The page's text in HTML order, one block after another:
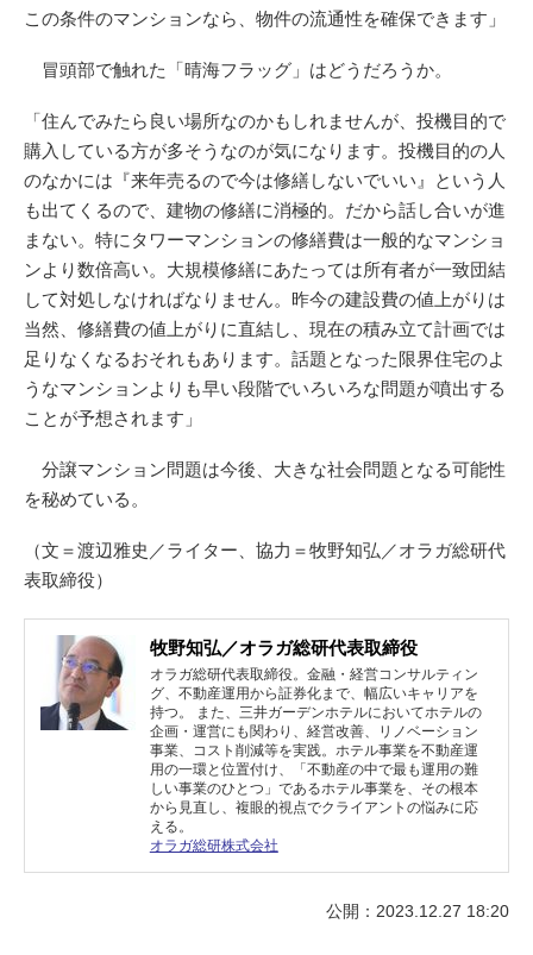
この条件のマンションなら、物件の流通性を確保できます」
冒頭部で触れた「晴海フラッグ」はどうだろうか。
「住んでみたら良い場所なのかもしれませんが、投機目的で
購入している方が多そうなのが気になります。投機目的の人
のなかには『来年売るので今は修繕しないでいい』という人
も出てくるので、建物の修繕に消極的。だから話し合いが進
まない。特にタワーマンションの修繕費は一般的なマンショ
ンより数倍高い。大規模修繕にあたっては所有者が一致団結
して対処しなければなりません。昨今の建設費の値上がりは
当然、修繕費の値上がりに直結し、現在の積み立て計画では
足りなくなるおそれもあります。話題となった限界住宅のよ
うなマンションよりも早い段階でいろいろな問題が噴出する
ことが予想されます」
分譲マンション問題は今後、大きな社会問題となる可能性
を秘めている。
（文＝渡辺雅史／ライター、協力＝牧野知弘／オラガ総研代
表取締役）
牧野知弘／オラガ総研代表取締役
オラガ総研代表取締役。金融・経営コンサルティン
グ、不動産運用から証券化まで、幅広いキャリアを
持つ。 また、三井ガーデンホテルにおいてホテルの
企画・運営にも関わり、経営改善、リノベーション
事業、コスト削減等を実践。ホテル事業を不動産運
用の一環と位置付け、「不動産の中で最も運用の難
しい事業のひとつ」であるホテル事業を、その根本
から見直し、複眼的視点でクライアントの悩みに応
える。
オラガ総研株式会社
公開：2023.12.27 18:20